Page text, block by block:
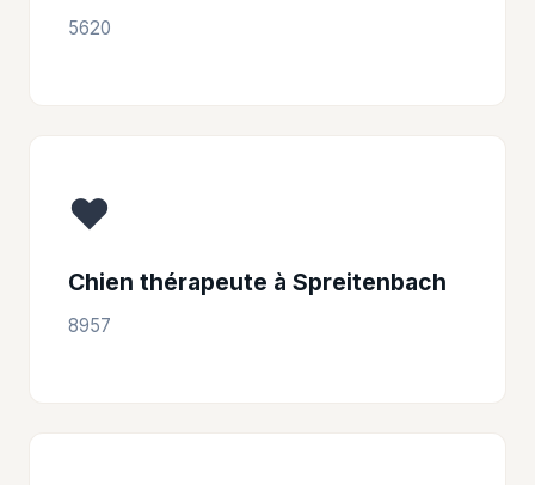
5620
❤️
Chien thérapeute à Spreitenbach
8957